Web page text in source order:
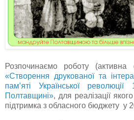
Розпочинаємо роботу
«Створення друкованої та
пам’яті Української
Полтавщині», для реалізації
підтримка з обласного бюджету у